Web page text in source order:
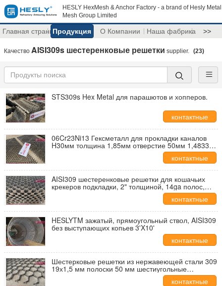
HESLY HexMesh & Anchor Factory - a brand of Hesly Metal
Mesh Group Limited
Главная страницаПродукция О Компании Наша фабрика >>
Качество AISI309s шестеренковые решетки supplier. (23)
STS309s Hex Metal для парашютов и хопперов.
контактные
данные
06Cr23Ni13 Гексметалл для прокладки каналов
H30мм толщина 1,85мм отверстие 50мм 1,4833
ss309 материал HESLY Brand, CHINA
контактные
данные
AISI309 шестеренковые решетки для кошачьих
крекеров подкладки, 2" толщиной, 14ga полос,
0,95X2.0m - HESLY Metal Mesh China
контактные
данные
HESLYTM зажатый, прямоугольный ствол, AISI309
без выступающих копьев 3'X10'
контактные
данные
Шестерковые решетки из нержавеющей стали 309
19х1,5 мм полоски 50 мм шестиугольные
контактные